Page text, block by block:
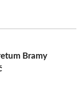
Bramy